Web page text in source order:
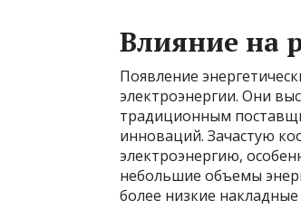
Влияние на
Появление
электроэнергии. Они
традиционным
инноваций. Зачастую
электроэнергию,
небольшие объемы
более низкие